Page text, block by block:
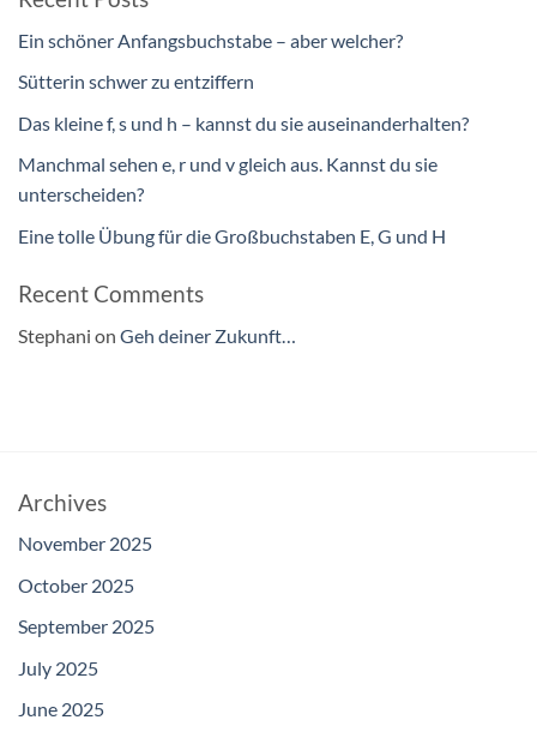
Ein schöner Anfangsbuchstabe – aber welcher?
Sütterin schwer zu entziffern
Das kleine f, s und h – kannst du sie auseinanderhalten?
Manchmal sehen e, r und v gleich aus. Kannst du sie
unterscheiden?
Eine tolle Übung für die Großbuchstaben E, G und H
Recent Comments
Stephani on Geh deiner Zukunft…
Archives
November 2025
October 2025
September 2025
July 2025
June 2025